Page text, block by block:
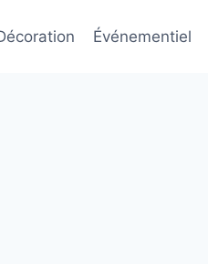
Événementiel